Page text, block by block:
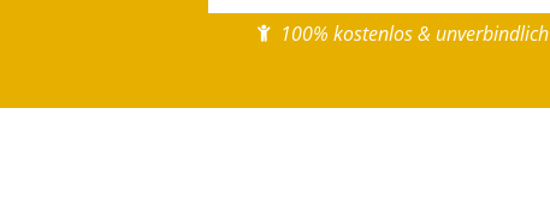
100% kostenlos & unverbindlich